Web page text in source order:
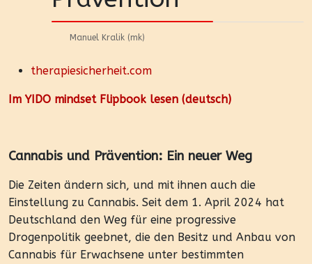
Manuel Kralik (mk)
therapiesicherheit.com
Im YIDO mindset Flipbook lesen (deutsch)
Cannabis und Prävention: Ein neuer Weg
Die Zeiten ändern sich, und mit ihnen auch die
Einstellung zu Cannabis. Seit dem 1. April 2024 hat
Deutschland den Weg für eine progressive
Drogenpolitik geebnet, die den Besitz und Anbau von
Cannabis für Erwachsene unter bestimmten